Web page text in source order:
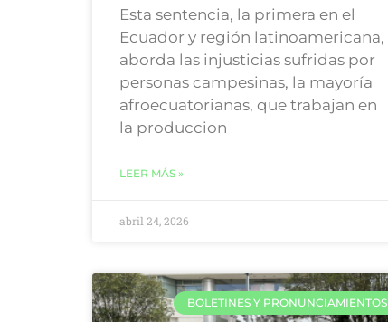
Esta sentencia, la primera en el
Ecuador y región latinoamericana,
aborda las injusticias sufridas por
personas campesinas, la mayoría
afroecuatorianas, que trabajan en
la produccion
LEER MÁS »
abril 24, 2026
BOLETINES Y PRONUNCIAMIENTOS